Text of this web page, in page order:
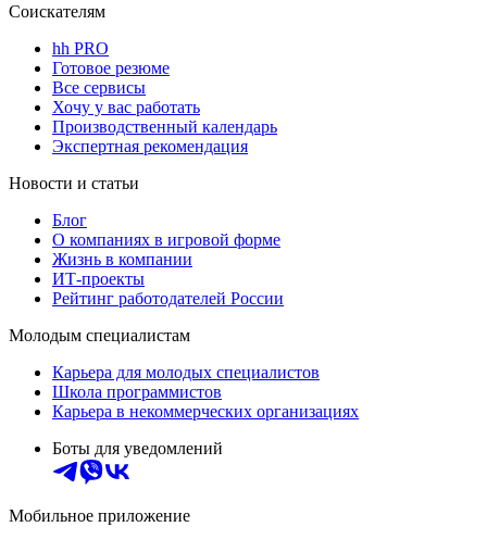
Соискателям
hh PRO
Готовое резюме
Все сервисы
Хочу у вас работать
Производственный календарь
Экспертная рекомендация
Новости и статьи
Блог
О компаниях в игровой форме
Жизнь в компании
ИТ-проекты
Рейтинг работодателей России
Молодым специалистам
Карьера для молодых специалистов
Школа программистов
Карьера в некоммерческих организациях
Боты для уведомлений
Мобильное приложение